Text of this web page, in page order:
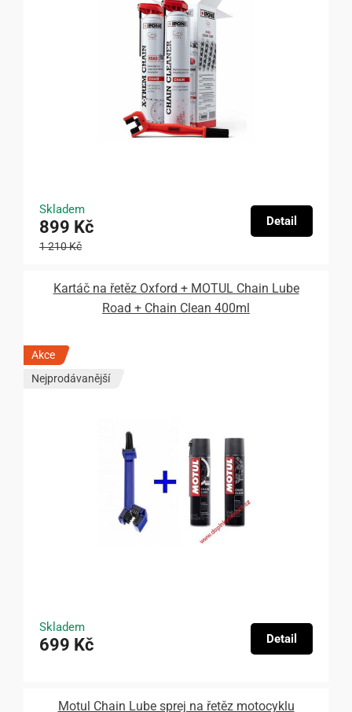
Skladem
899 Kč
1 210 Kč
Detail
Kartáč na řetěz Oxford + MOTUL Chain Lube
Road + Chain Clean 400ml
Akce
Nejprodávanější
Skladem
699 Kč Detail
Motul Chain Lube sprej na řetěz motocyklu